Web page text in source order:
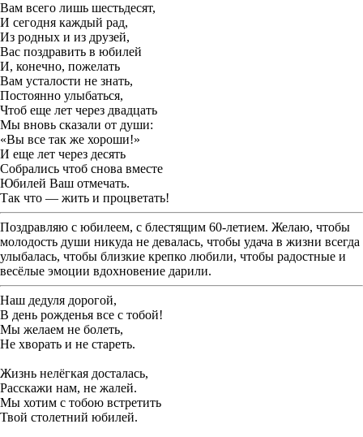
Вам всего лишь шестьдесят,
И сегодня каждый рад,
Из родных и из друзей,
Вас поздравить в юбилей
И, конечно, пожелать
Вам усталости не знать,
Постоянно улыбаться,
Чтоб еще лет через двадцать
Мы вновь сказали от души:
«Вы все так же хороши!»
И еще лет через десять
Собрались чтоб снова вместе
Юбилей Ваш отмечать.
Так что — жить и процветать!
Поздравляю с юбилеем, с блестящим 60-летием. Желаю, чтобы
молодость души никуда не девалась, чтобы удача в жизни всегда
улыбалась, чтобы близкие крепко любили, чтобы радостные и
весёлые эмоции вдохновение дарили.
Наш дедуля дорогой,
В день рожденья все с тобой!
Мы желаем не болеть,
Не хворать и не стареть.
Жизнь нелёгкая досталась,
Расскажи нам, не жалей.
Мы хотим с тобою встретить
Твой столетний юбилей.